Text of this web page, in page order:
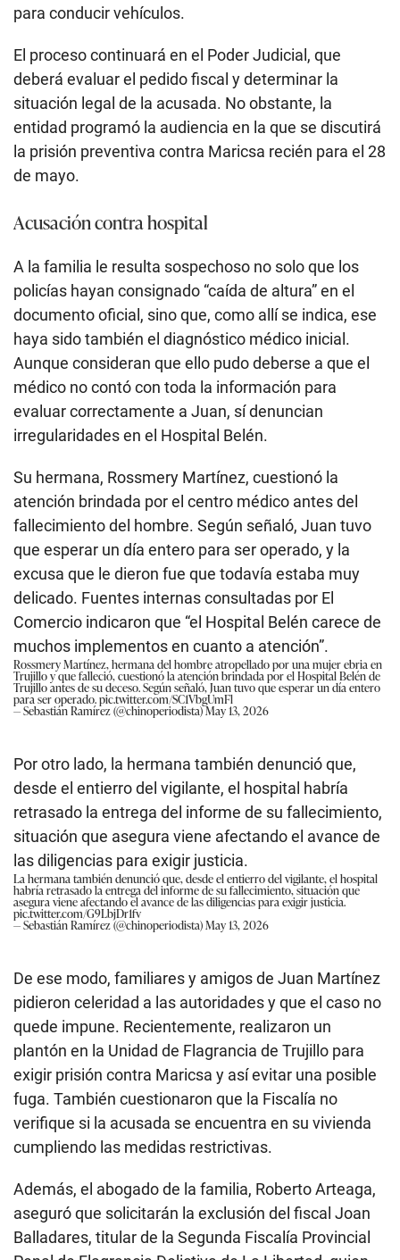
para conducir vehículos.
El proceso continuará en el Poder Judicial, que
deberá evaluar el pedido fiscal y determinar la
situación legal de la acusada. No obstante, la
entidad programó la audiencia en la que se discutirá
la prisión preventiva contra Maricsa recién para el 28
de mayo.
Acusación contra hospital
A la familia le resulta sospechoso no solo que los
policías hayan consignado “caída de altura” en el
documento oficial, sino que, como allí se indica, ese
haya sido también el diagnóstico médico inicial.
Aunque consideran que ello pudo deberse a que el
médico no contó con toda la información para
evaluar correctamente a Juan, sí denuncian
irregularidades en el Hospital Belén.
Su hermana, Rossmery Martínez, cuestionó la
atención brindada por el centro médico antes del
fallecimiento del hombre. Según señaló, Juan tuvo
que esperar un día entero para ser operado, y la
excusa que le dieron fue que todavía estaba muy
delicado. Fuentes internas consultadas por El
Comercio indicaron que “el Hospital Belén carece de
muchos implementos en cuanto a atención”.
Rossmery Martínez, hermana del hombre atropellado por una mujer ebria en
Trujillo y que falleció, cuestionó la atención brindada por el Hospital Belén de
Trujillo antes de su deceso. Según señaló, Juan tuvo que esperar un día entero
para ser operado.pic.twitter.com/SC1VbgUmFl
— Sebastián Ramírez (@chinoperiodista)May 13, 2026
Por otro lado, la hermana también denunció que,
desde el entierro del vigilante, el hospital habría
retrasado la entrega del informe de su fallecimiento,
situación que asegura viene afectando el avance de
las diligencias para exigir justicia.
La hermana también denunció que, desde el entierro del vigilante, el hospital
habría retrasado la entrega del informe de su fallecimiento, situación que
asegura viene afectando el avance de las diligencias para exigir justicia.
pic.twitter.com/G9LbjDr1fv
— Sebastián Ramírez (@chinoperiodista)May 13, 2026
De ese modo, familiares y amigos de Juan Martínez
pidieron celeridad a las autoridades y que el caso no
quede impune. Recientemente, realizaron un
plantón en la Unidad de Flagrancia de Trujillo para
exigir prisión contra Maricsa y así evitar una posible
fuga. También cuestionaron que la Fiscalía no
verifique si la acusada se encuentra en su vivienda
cumpliendo las medidas restrictivas.
Además, el abogado de la familia, Roberto Arteaga,
aseguró que solicitarán la exclusión del fiscal Joan
Balladares, titular de la Segunda Fiscalía Provincial